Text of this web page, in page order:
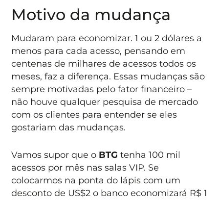
Motivo da mudança
Mudaram para economizar. 1 ou 2 dólares a
menos para cada acesso, pensando em
centenas de milhares de acessos todos os
meses, faz a diferença. Essas mudanças são
sempre motivadas pelo fator financeiro –
não houve qualquer pesquisa de mercado
com os clientes para entender se eles
gostariam das mudanças.
Vamos supor que o BTGtenha 100 mil
acessos por mês nas salas VIP. Se
colocarmos na ponta do lápis com um
desconto de US$2 o banco economizará R$ 1